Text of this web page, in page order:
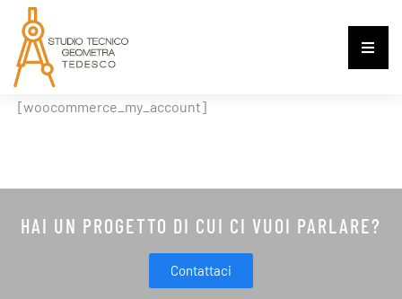
[woocommerce_my_account]
HAI UN PROGETTO DI CUI CI VUOI PARLARE?
Contattaci